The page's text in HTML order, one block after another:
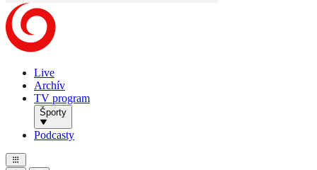
Live
Archív
TV program
Športy
Podcasty